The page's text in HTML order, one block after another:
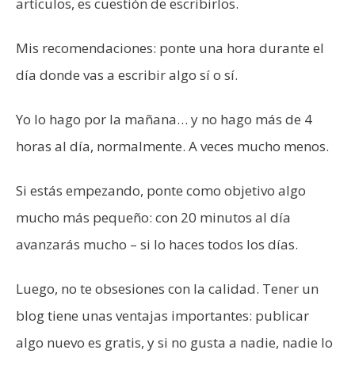
artículos, es cuestión de escribirlos.
Mis recomendaciones: ponte una hora durante el
día donde vas a escribir algo sí o sí.
Yo lo hago por la mañana… y no hago más de 4
horas al día, normalmente. A veces mucho menos.
Si estás empezando, ponte como objetivo algo
mucho más pequeño: con 20 minutos al día
avanzarás mucho – si lo haces todos los días.
Luego, no te obsesiones con la calidad. Tener un
blog tiene unas ventajas importantes: publicar
algo nuevo es gratis, y si no gusta a nadie, nadie lo